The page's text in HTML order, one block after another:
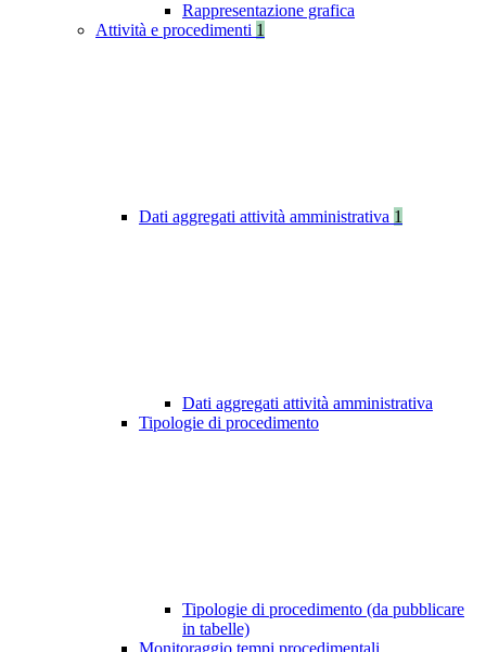
Rappresentazione grafica
Attività e procedimenti 1
Dati aggregati attività amministrativa 1
Dati aggregati attività amministrativa
Tipologie di procedimento
Tipologie di procedimento (da pubblicare
in tabelle)